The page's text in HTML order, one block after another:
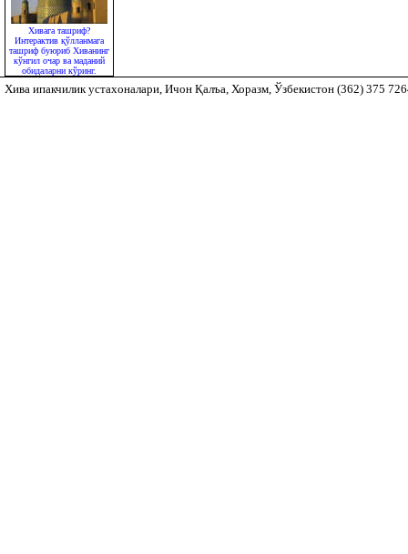
Хивага ташриф?
Интерактив қўлланмага
ташриф буюриб Хиванинг
кўнгил очар ва маданий
обидаларни кўринг.
Хива ипакчилик устахоналари, Ичон Қалъа, Хоразм, Ўзбекистон (362) 375